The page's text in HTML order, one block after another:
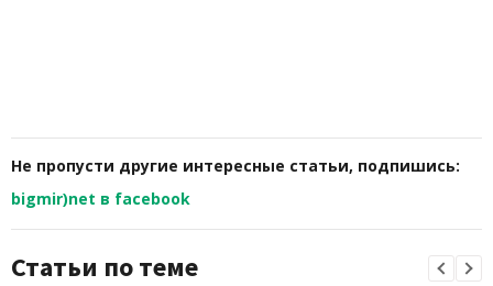
Не пропусти другие интересные статьи, подпишись:
bigmir)net в facebook
Статьи по теме